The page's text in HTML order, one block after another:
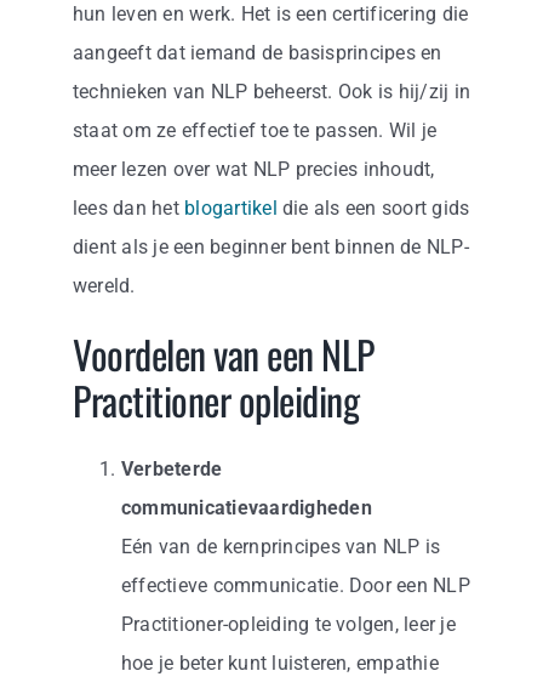
hun leven en werk. Het is een certificering die
aangeeft dat iemand de basisprincipes en
technieken van NLP beheerst. Ook is hij/zij in
staat om ze effectief toe te passen. Wil je
meer lezen over wat NLP precies inhoudt,
lees dan het blogartikel die als een soort gids
dient als je een beginner bent binnen de NLP-
wereld.
Voordelen van een NLP
Practitioner opleiding
Verbeterde
communicatievaardigheden
Eén van de kernprincipes van NLP is
effectieve communicatie. Door een NLP
Practitioner-opleiding te volgen, leer je
hoe je beter kunt luisteren, empathie